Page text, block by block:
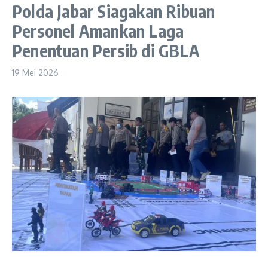
Polda Jabar Siagakan Ribuan
Personel Amankan Laga
Penentuan Persib di GBLA
19 Mei 2026